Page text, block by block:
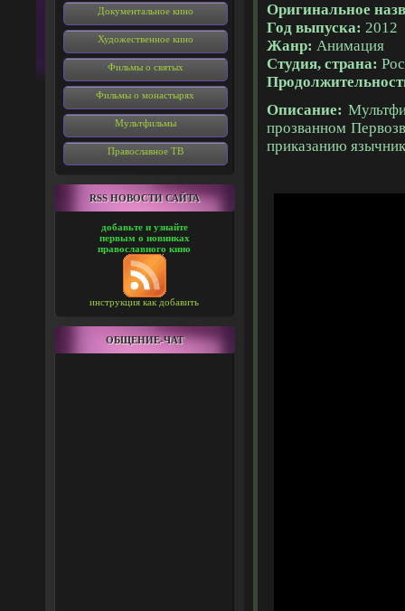
Документальное кино
Художественное кино
Фильмы о святых
Фильмы о монастырях
Мультфильмы
Православное ТВ
RSS НОВОСТИ САЙТА
добавьте и узнайте
первым о новинках
православного кино
инструкция как добавить
ОБЩЕНИЕ-ЧАТ
Оригинальное
Год выпуска: 2012
Жанр: Анимация
Студия, страна:
Описание:
прозванном
приказанию